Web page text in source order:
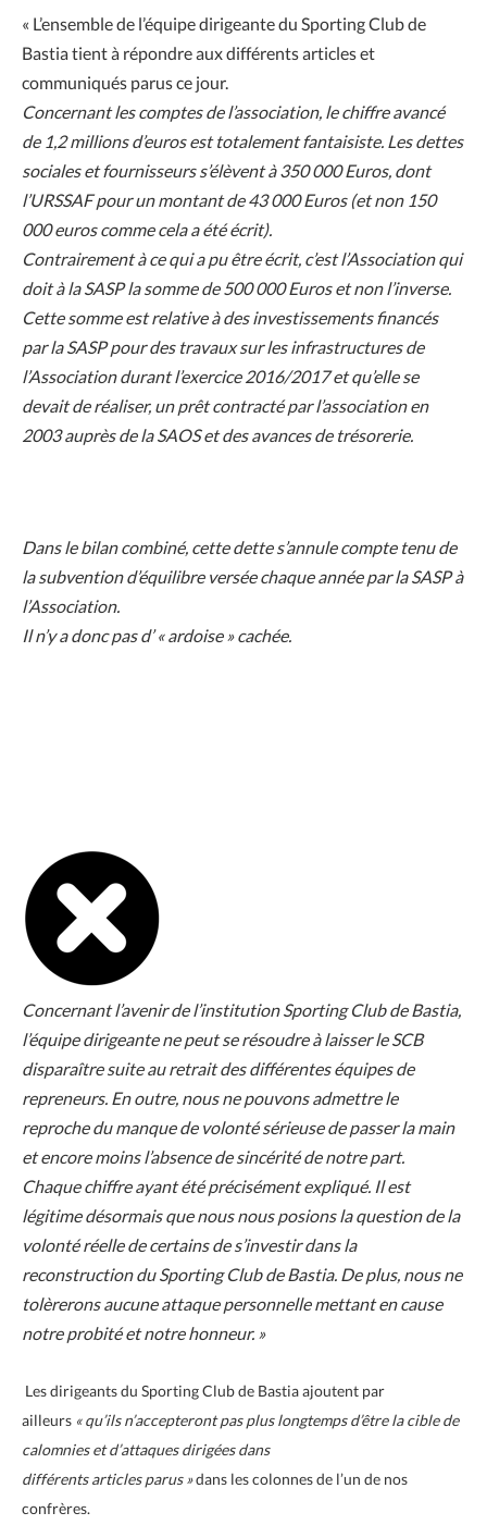
« L’ensemble de l’équipe dirigeante du Sporting Club de
Bastia tient à répondre aux différents articles et
communiqués parus ce jour.
Concernant les comptes de l’association, le chiffre avancé
de 1,2 millions d’euros est totalement fantaisiste. Les dettes
sociales et fournisseurs s’élèvent à 350 000 Euros, dont
l’URSSAF pour un montant de 43 000 Euros (et non 150
000 euros comme cela a été écrit).
Contrairement à ce qui a pu être écrit, c’est l’Association qui
doit à la SASP la somme de 500 000 Euros et non l’inverse.
Cette somme est relative à des investissements financés
par la SASP pour des travaux sur les infrastructures de
l’Association durant l’exercice 2016/2017 et qu’elle se
devait de réaliser, un prêt contracté par l’association en
2003 auprès de la SAOS et des avances de trésorerie.
Dans le bilan combiné, cette dette s’annule compte tenu de
la subvention d’équilibre versée chaque année par la SASP à
l’Association.
Il n’y a donc pas d’ « ardoise » cachée.
Concernant l’avenir de l’institution Sporting Club de Bastia,
l’équipe dirigeante ne peut se résoudre à laisser le SCB
disparaître suite au retrait des différentes équipes de
repreneurs. En outre, nous ne pouvons admettre le
reproche du manque de volonté sérieuse de passer la main
et encore moins l’absence de sincérité de notre part.
Chaque chiffre ayant été précisément expliqué. Il est
légitime désormais que nous nous posions la question de la
volonté réelle de certains de s’investir dans la
reconstruction du Sporting Club de Bastia. De plus, nous ne
tolèrerons aucune attaque personnelle mettant en cause
notre probité et notre honneur. »
Les dirigeants du Sporting Club de Bastia ajoutent par
ailleurs « qu’ils n’accepteront pas plus longtemps d’être la cible de
calomnies et d’attaques dirigées dans
différents articles parus »dans les colonnes de l’un de nos
confrères.